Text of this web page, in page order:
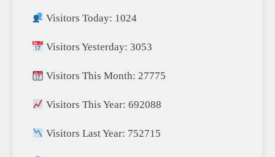
Visitors Today: 1024
Visitors Yesterday: 3053
Visitors This Month: 27775
Visitors This Year: 692088
Visitors Last Year: 752715